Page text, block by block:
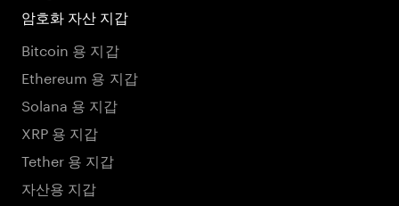
암호화 자산 지갑
Bitcoin 용 지갑
Ethereum 용 지갑
Solana 용 지갑
XRP 용 지갑
Tether 용 지갑
자산용 지갑